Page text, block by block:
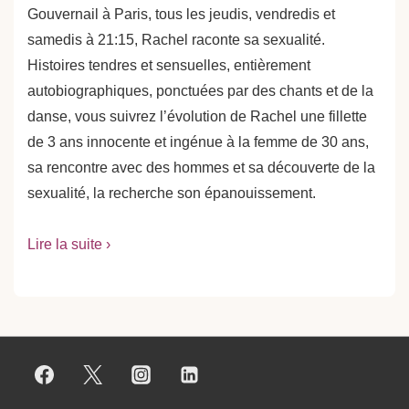
Gouvernail à Paris, tous les jeudis, vendredis et
samedis à 21:15, Rachel raconte sa sexualité.
Histoires tendres et sensuelles, entièrement
autobiographiques, ponctuées par des chants et de la
danse, vous suivrez l’évolution de Rachel une fillette
de 3 ans innocente et ingénue à la femme de 30 ans,
sa rencontre avec des hommes et sa découverte de la
sexualité, la recherche son épanouissement.
Lire la suite ›